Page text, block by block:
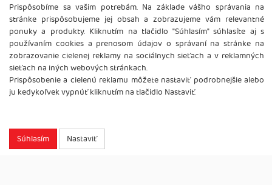
Copyright2026 ©Brel, s.r.o.
Prispôsobíme sa vašim potrebám. Na základe vášho správania na
stránke prispôsobujeme jej obsah a zobrazujeme vám relevantné
ponuky a produkty. Kliknutím na tlačidlo "Súhlasím" súhlasíte aj s
používaním cookies a prenosom údajov o správaní na stránke na
zobrazovanie cielenej reklamy na sociálnych sieťach a v reklamných
sieťach na iných webových stránkach.
Prispôsobenie a cielenú reklamu môžete nastaviť podrobnejšie alebo
ju kedykoľvek vypnúť kliknutím na tlačidlo Nastaviť.
Súhlasím Nastaviť